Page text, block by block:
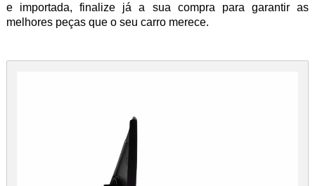
e importada, finalize já a sua compra para garantir as
melhores peças que o seu carro merece.